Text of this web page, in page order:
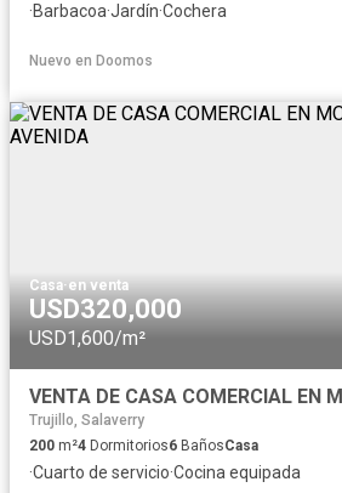
·Barbacoa·Jardín·Cochera
Nuevo en Doomos
Casa·en venta
USD320,000
USD1,600/m²
Trujillo, Salaverry
200 m²4 Dormitorios6 BañosCasa
·Cuarto de servicio·Cocina equipada